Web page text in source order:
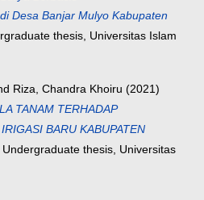
Desa Banjar Mulyo Kabupaten
thesis, Universitas Islam
Riza, Chandra Khoiru (2021)
TANAM TERHADAP
BARU KABUPATEN
Undergraduate thesis, Universitas